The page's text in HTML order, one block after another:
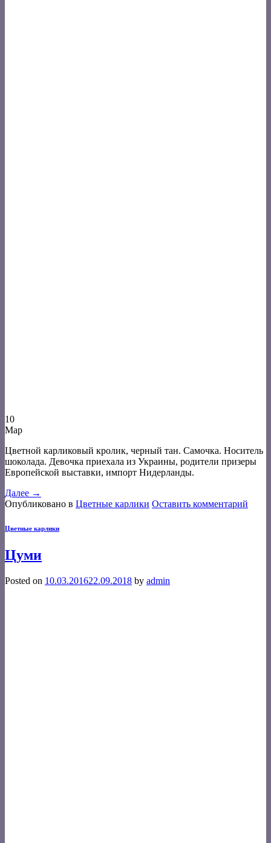
10
Мар
Цветной карликовый кролик, черный тан. Самочка. Носитель
шоколада. Девочка приехала из Украины, родители призеры
Европейской выставки, импорт Нидерланды.
Далее →
Опубликовано в Цветные карлики Оставить комментарий
Цветные карлики
Цуми
Posted on 10.03.201622.09.2018 by admin